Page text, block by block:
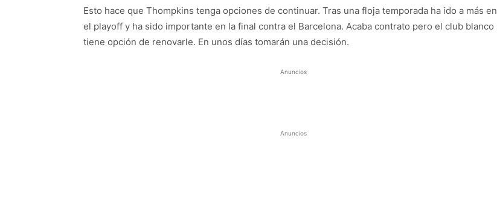
Esto hace que Thompkins tenga opciones de continuar. Tras una floja temporada ha ido a más en
el playoff y ha sido importante en la final contra el Barcelona. Acaba contrato pero el club blanco
tiene opción de renovarle. En unos días tomarán una decisión.
Anuncios
Anuncios